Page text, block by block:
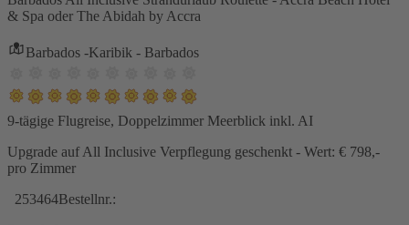
& Spa oder The Abidah by Accra
Barbados -Karibik - Barbados
9-tägige Flugreise, Doppelzimmer Meerblick inkl. AI
Upgrade auf All Inclusive Verpflegung geschenkt - Wert: € 798,-
pro Zimmer
253464Bestellnr.: